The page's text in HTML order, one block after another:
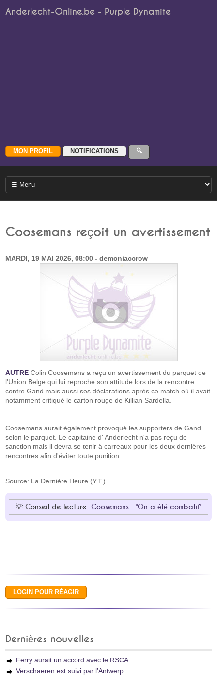
Anderlecht-Online.be - Purple Dynamite
Coosemans reçoit un avertissement
MARDI, 19 MAI 2026, 08:00 - demoniaccrow
AUTRE Colin Coosemans a reçu un avertissement du parquet de
l'Union Belge qui lui reproche son attitude lors de la rencontre
contre Gand mais aussi ses déclarations après ce match où il avait
notamment critiqué le carton rouge de Killian Sardella.
Coosemans aurait également provoqué les supporters de Gand
selon le parquet. Le capitaine d' Anderlecht n'a pas reçu de
sanction mais il devra se tenir à carreaux pour les deux dernières
rencontres afin d'éviter toute punition.
Source: La Dernière Heure (Y.T.)
Conseil de lecture: Coosemans : "On a été combatif"
Dernières nouvelles
Ferry aurait un accord avec le RSCA
Verschaeren est suivi par l’Antwerp